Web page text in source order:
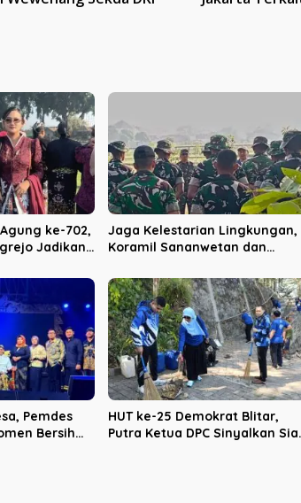
ke-702,
Jadikan
Jaga Kelestarian Lingkungan,
Koramil Sananwetan dan
Bakti
Pemdes
Bersih
HUT ke-25 Demokrat Blitar,
Putra Ketua DPC Sinyalkan